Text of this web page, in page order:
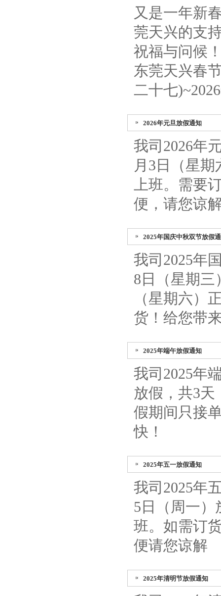
又是一年新
莞天兴的支
祝福与问候
东莞天兴春
二十七
2026年元旦放假通知
我司2026年
月3日（星
上班。需要
便，请您谅
2025年国庆中秋双节放假
我司2025年
8日（星期三
（星期六）
货！给您带
2025年端午放假通知
我司2025年
放假，共3
假期间只接
快！
2025年五一放假通知
我司2025年
5日（周一）
班。如需订
便请您谅解
2025年清明节放假通知